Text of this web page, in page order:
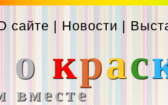
сайте | Новости |
о крас
вместе